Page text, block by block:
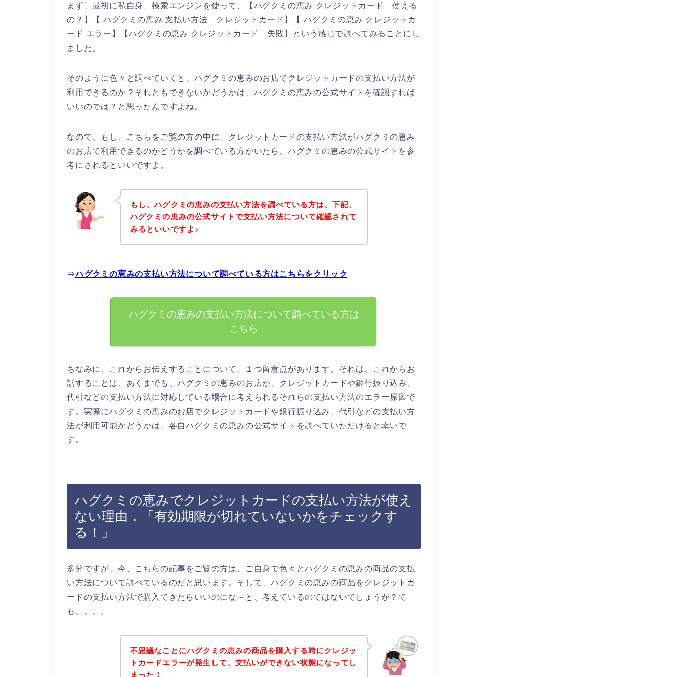
まず、最初に私自身、検索エンジンを使って、【ハグクミの恵み クレジットカード 使える
の？】【 ハグクミの恵み 支払い方法 クレジットカード】【 ハグクミの恵み クレジットカ
ード エラー】【ハグクミの恵み クレジットカード 失敗】という感じで調べてみることにし
ました。
そのように色々と調べていくと、ハグクミの恵みのお店でクレジットカードの支払い方法が
利用できるのか？それともできないかどうかは、ハグクミの恵みの公式サイトを確認すれば
いいのでは？と思ったんですよね。
なので、もし、こちらをご覧の方の中に、クレジットカードの支払い方法がハグクミの恵み
のお店で利用できるのかどうかを調べている方がいたら、ハグクミの恵みの公式サイトを参
考にされるといいですよ。
もし、ハグクミの恵みの支払い方法を調べている方は、下記、
ハグクミの恵みの公式サイトで支払い方法について確認されて
みるといいですよ♪
⇒ハグクミの恵みの支払い方法について調べている方はこちらをクリック
ハグクミの恵みの支払い方法について調べている方は
こちら
ちなみに、これからお伝えすることについて、１つ留意点があります。それは、これからお
話することは、あくまでも、ハグクミの恵みのお店が、クレジットカードや銀行振り込み、
代引などの支払い方法に対応している場合に考えられるそれらの支払い方法のエラー原因で
す。実際にハグクミの恵みのお店でクレジットカードや銀行振り込み、代引などの支払い方
法が利用可能かどうかは、各自ハグクミの恵みの公式サイトを調べていただけると幸いで
す。
ハグクミの恵みでクレジットカードの支払い方法が使え
ない理由．「有効期限が切れていないかをチェックす
る！」
多分ですが、今、こちらの記事をご覧の方は、ご自身で色々とハグクミの恵みの商品の支払
い方法について調べているのだと思います。そして、ハグクミの恵みの商品をクレジットカ
ードの支払い方法で購入できたらいいのにな～と、考えているのではないでしょうか？で
も、、、。
不思議なことにハグクミの恵みの商品を購入する時にクレジッ
トカードエラーが発生して、支払いができない状態になってし
まった！